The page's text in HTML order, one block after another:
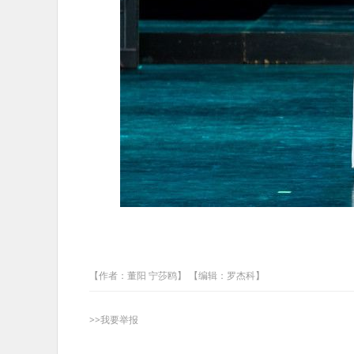
【作者：董阳 宁莎鸥】 【编辑：罗杰科】
>>我要举报